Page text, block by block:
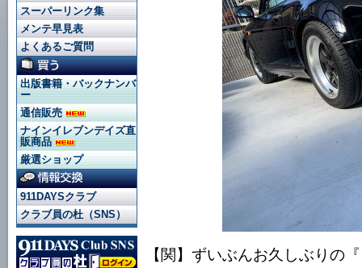
【関】ずいぶんお久しぶりの
スーパーリンク集
メンテ早見表
よくあるご質問
出版書籍・バックナンバ
ー
通信販売
ナインイレブンデイズ直
販商品
厳選ショップ
911DAYSクラブ
クラブ員の杜（SNS）